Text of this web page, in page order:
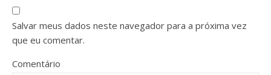
Salvar meus dados neste navegador para a próxima vez
que eu comentar.
Comentário